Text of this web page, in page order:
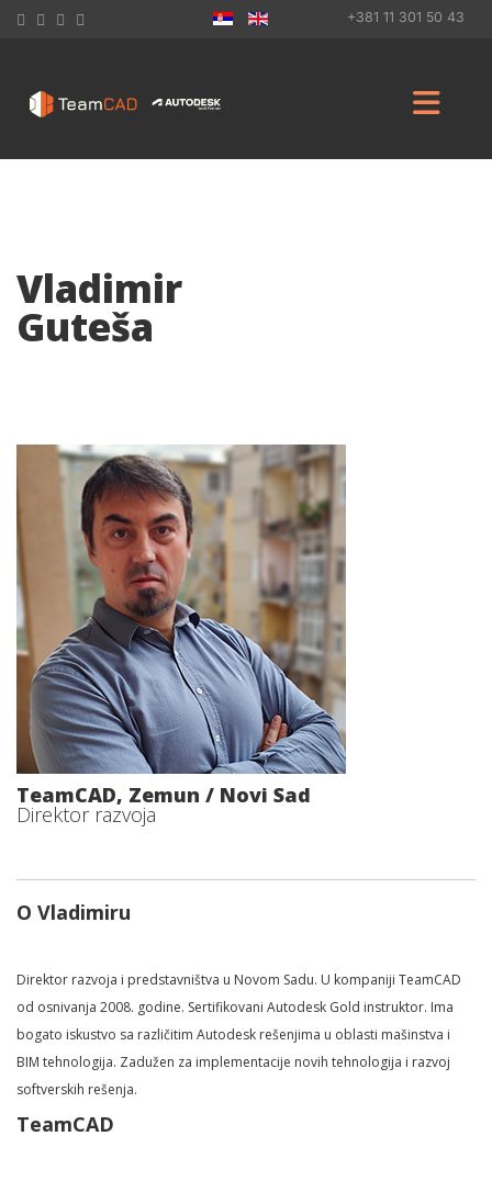
+381 11 301 50 43
Vladimir
Guteša
TeamCAD, Zemun / Novi Sad
Direktor razvoja
O Vladimiru
Direktor razvoja i predstavništva u Novom Sadu. U kompaniji TeamCAD
od osnivanja 2008. godine. Sertifikovani Autodesk Gold instruktor. Ima
bogato iskustvo sa različitim Autodesk rešenjima u oblasti mašinstva i
BIM tehnologija. Zadužen za implementacije novih tehnologija i razvoj
softverskih rešenja.
TeamCAD